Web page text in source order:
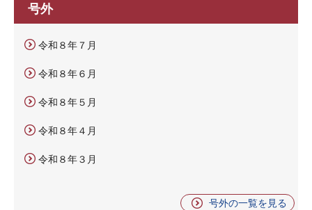
号外
令和８年７月
令和８年６月
令和８年５月
令和８年４月
令和８年３月
号外の一覧を見る